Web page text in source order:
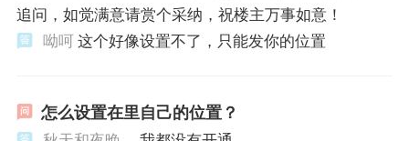
追问，如觉满意请赏个采纳，祝楼主万事如意！
呦呵这个好像设置不了，只能发你的位置
怎么设置在里自己的位置？